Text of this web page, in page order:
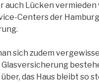
auch Lücken vermieden
Centers der
sich zudem
das Haus bleibt so